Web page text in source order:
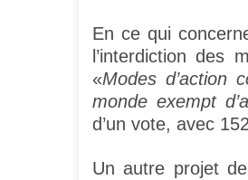
En ce qui
l’interdiction des
«Modes d’action
monde exempt
d’un vote, avec
Un autre projet